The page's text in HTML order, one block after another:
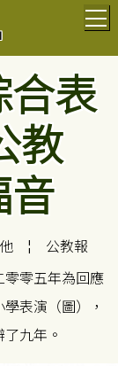
合表
教
音
¦
公教報
零零五年為回應
表演（圖），
九年。